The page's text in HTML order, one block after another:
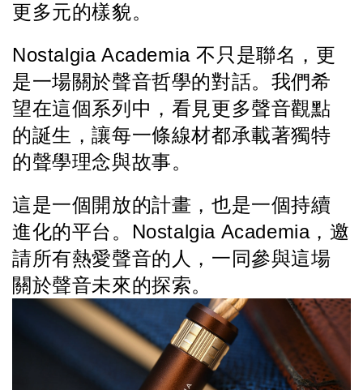
更多元的樣貌。
Nostalgia Academia 不只是聯名，更
是一場關於聲音哲學的對話。我們希
望在這個系列中，看見更多聲音觀點
的誕生，讓每一條線材都承載著獨特
的聲學理念與故事。
這是一個開放的計畫，也是一個持續
進化的平台。Nostalgia Academia，邀
請所有熱愛聲音的人，一同參與這場
關於聲音未來的探索。